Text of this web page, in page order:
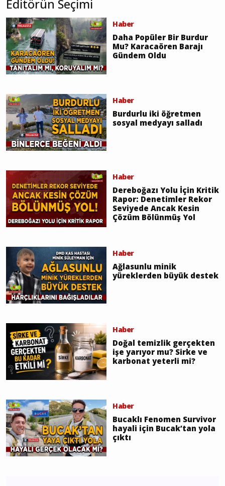
Editörün Seçimi
Haber
Daha Popüler Bir Burdur
Mu? Karacaören Barajı
Gündem Oldu
Haber
Burdurlu iki öğretmen
sosyal medyayı salladı
Haber
Dereboğazı Yolu İçin Kritik
Rapor: Denetimler Rekor
Seviyede Ancak Kesin
Çözüm Bölünmüş Yol
Haber
Ağlasunlu minik
yüreklerden büyük destek
Haber
Doğal temizlik gerçekten
işe yarıyor mu? Sirke ve
karbonat yeterli mi?
Haber
Bucaklı Fenomen Survivor
hayali için Bucak’tan yola
çıktı